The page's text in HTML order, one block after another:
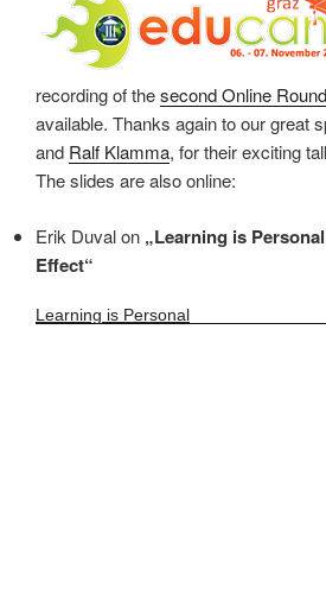
recording of thesecond Online
available. Thanks again to our great
and Ralf Klamma, for their exciting
The slides are also online:
Erik Duval on „Learning is
Effect“
Learning is Personal